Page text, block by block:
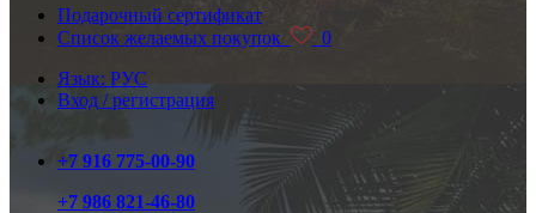
Подарочный сертификат
Список желаемых покупок
0
Язык: РУС
Вход / регистрация
+7 916 775-00-90
+7 986 821-46-80